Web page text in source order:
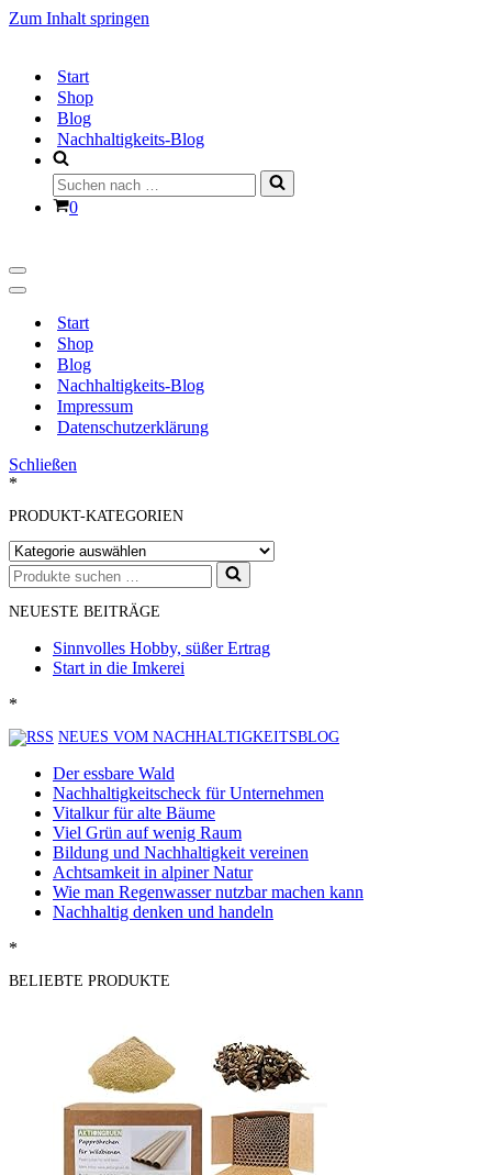
Zum Inhalt springen
Start
Shop
Blog
Nachhaltigkeits-Blog
Suchen
nach …
Warenkorb
0
Navigationsmenü
Navigationsmenü
Start
Shop
Blog
Nachhaltigkeits-Blog
Impressum
Datenschutzerklärung
Schließen
*
PRODUKT-KATEGORIEN
Suchen
nach …
NEUESTE BEITRÄGE
Sinnvolles Hobby, süßer Ertrag
Start in die Imkerei
*
NEUES VOM NACHHALTIGKEITSBLOG
Der essbare Wald
Nachhaltigkeitscheck für Unternehmen
Vitalkur für alte Bäume
Viel Grün auf wenig Raum
Bildung und Nachhaltigkeit vereinen
Achtsamkeit in alpiner Natur
Wie man Regenwasser nutzbar machen kann
Nachhaltig denken und handeln
*
BELIEBTE PRODUKTE